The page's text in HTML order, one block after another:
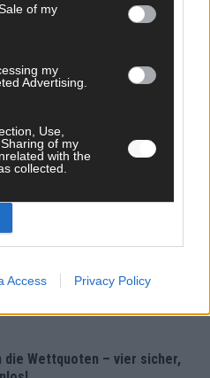
of my
my
Advertising.
Use,
of my
with the
collected.
Access Privacy Policy
Israel beunruhigend –
2026
Favorit, Australien
im Kurzcheck
der Rest des ESC-Halbfinales
die Wettquoten – vier sicher,